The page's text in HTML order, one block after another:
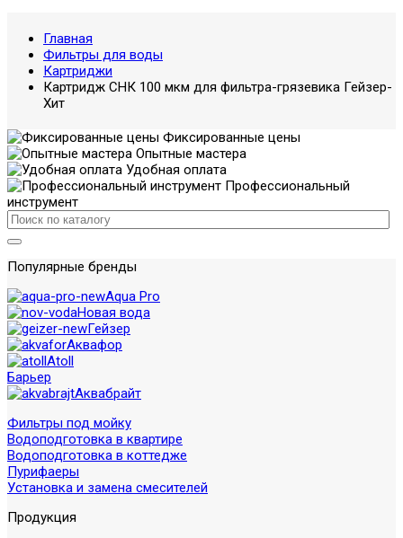
Главная
Фильтры для воды
Картриджи
Картридж СНК 100 мкм для фильтра-грязевика Гейзер-
Хит
Фиксированные цены
Опытные мастера
Удобная оплата
Профессиональный
инструмент
Популярные бренды
Aqua Pro
Новая вода
Гейзер
Аквафор
Atoll
Барьер
Аквабрайт
Фильтры под мойку
Водоподготовка в квартире
Водоподготовка в коттедже
Пурифаеры
Установка и замена смесителей
Продукция